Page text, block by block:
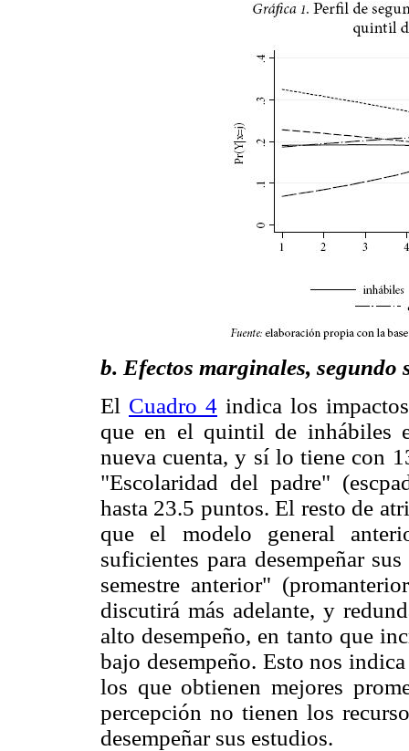
b. Efectos marginales, segundo
El Cuadro 4 indica los
que en el quintil de inhábiles
nueva cuenta, y sí lo tiene con
"Escolaridad del padre"
hasta 23.5 puntos. El resto de
que el modelo general
suficientes para desempeñar
semestre anterior"
discutirá más adelante, y
alto desempeño, en tanto que
bajo desempeño. Esto nos
los que obtienen mejores
percepción no tienen los
desempeñar sus estudios.